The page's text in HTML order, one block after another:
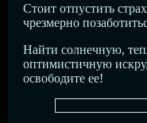
Стоит отпустить
чрезмерно
Найти солнечную,
оптимистичную
освободите ее!